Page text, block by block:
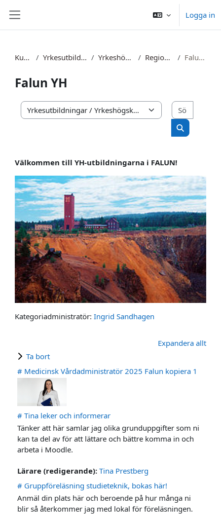
Logga in
Kurser Yrkesutbildningar Yrkeshögskola Region mitt Falun YH
Falun YH
Kurskategorier
Sök kurser
Välkommen till YH-utbildningarna i FALUN!
Kategoriadministratör:Ingrid Sandhagen
Expandera allt
Ta bort
# Medicinsk Vårdadministratör 2025 Falun kopiera 1
# Tina leker och informerar
Tänker att här samlar jag olika grunduppgifter som ni
kan ta del av för att lättare och bättre komma in och
arbeta i Moodle.
Lärare (redigerande):Tina Prestberg
# Gruppföreläsning studieteknik, bokas här!
Anmäl din plats här och beroende på hur många ni
blir så återkommer jag med lokal för föreläsningen.